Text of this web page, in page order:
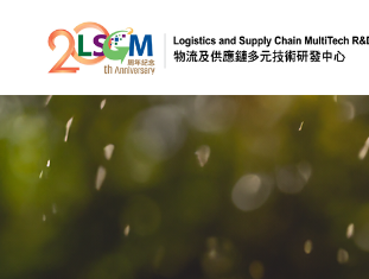
跳到内容（按回车键）
会员登
A A EN